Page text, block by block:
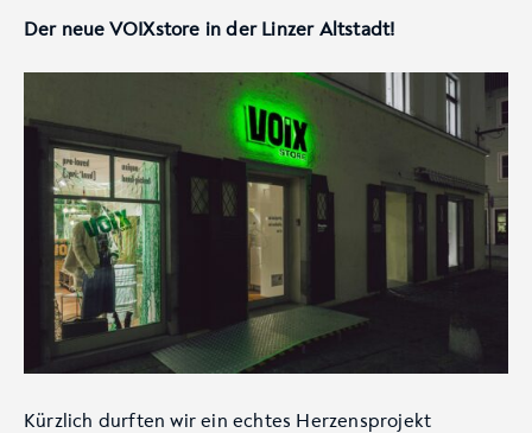
Der neue VOIXstore in der Linzer Altstadt!
Kürzlich durften wir ein echtes Herzensprojekt